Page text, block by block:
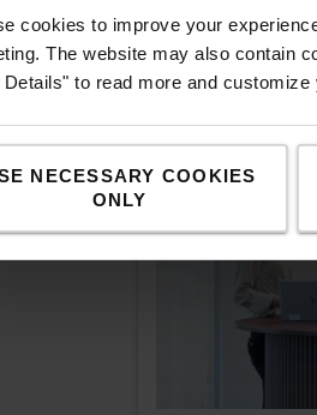
cookies to improve your
The website may also contain
Details" to read more and
NECESSARY COOKIES
ONLY